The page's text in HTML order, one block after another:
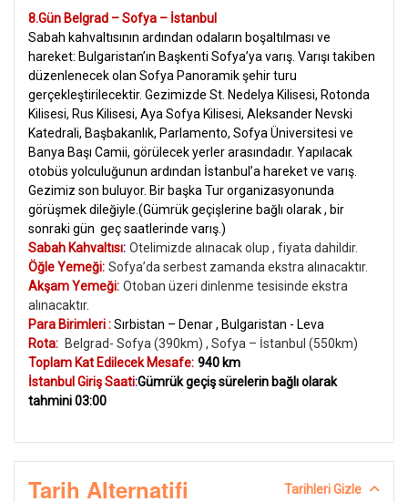
8.Gün Belgrad – Sofya – İstanbul
Sabah kahvaltısının ardından odaların boşaltılması ve
hareket: Bulgaristan’ın Başkenti Sofya’ya varış. Varışı takiben
düzenlenecek olan Sofya Panoramik şehir turu
gerçekleştirilecektir. Gezimizde St. Nedelya Kilisesi, Rotonda
Kilisesi, Rus Kilisesi, Aya Sofya Kilisesi, Aleksander Nevski
Katedrali, Başbakanlık, Parlamento, Sofya Üniversitesi ve
Banya Başı Camii, görülecek yerler arasındadır. Yapılacak
otobüs yolculuğunun ardından İstanbul’a hareket ve varış.
Gezimiz son buluyor. Bir başka Tur organizasyonunda
görüşmek dileğiyle.(Gümrük geçişlerine bağlı olarak , bir
sonraki gün geç saatlerinde varış.)
Sabah Kahvaltısı: Otelimizde alınacak olup , fiyata dahildir.
Öğle Yemeği: Sofya’da serbest zamanda ekstra alınacaktır.
Akşam Yemeği: Otoban üzeri dinlenme tesisinde ekstra
alınacaktır.
Para Birimleri :Sırbistan – Denar , Bulgaristan - Leva
Rota: Belgrad- Sofya (390km) , Sofya – İstanbul (550km)
Toplam Kat Edilecek Mesafe: 940 km
İstanbul Giriş Saati:Gümrük geçiş sürelerin bağlı olarak
tahmini 03:00
Tarih Alternatifi Tarihleri Gizle